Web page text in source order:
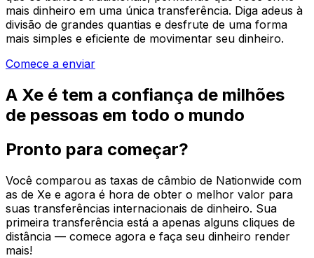
mais dinheiro em uma única transferência. Diga adeus à
divisão de grandes quantias e desfrute de uma forma
mais simples e eficiente de movimentar seu dinheiro.
Comece a enviar
A Xe é tem a confiança de milhões
de pessoas em todo o mundo
Pronto para começar?
Você comparou as taxas de câmbio de Nationwide com
as de Xe e agora é hora de obter o melhor valor para
suas transferências internacionais de dinheiro. Sua
primeira transferência está a apenas alguns cliques de
distância — comece agora e faça seu dinheiro render
mais!